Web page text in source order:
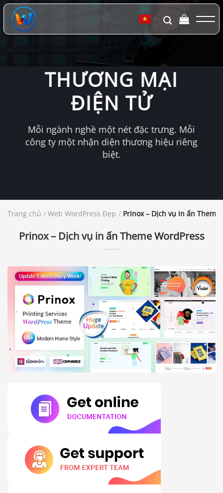
Chuyển
đến
dung
▼
THƯƠNG MẠI
ĐIỆN TỬ
Mỗi ngành nghề một nét đặc trưng. Mỗi
công ty một nhận diện thương hiệu riêng
biệt.
Trang chủ / Web WordPress Đẹp / Prinox – Dịch vụ in ấn Theme
Prinox – Dịch vụ in ấn Theme WordPress